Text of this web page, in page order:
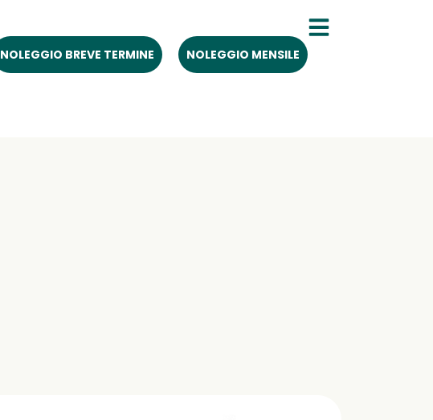
NOLEGGIO BREVE TERMINE NOLEGGIO MENSILE